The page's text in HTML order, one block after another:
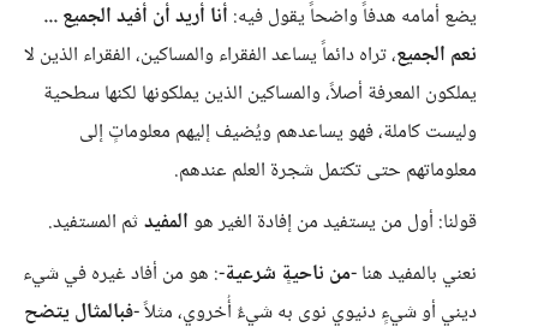
يضع أمامه هدفاً واضحاً يقول فيه: أنا أريد أن أفيد الجميع ...
نعم الجميع، تراه دائماً يساعد الفقراء والمساكين، الفقراء الذين لا
يملكون المعرفة أصلاً، والمساكين الذين يملكونها لكنها سطحية
وليست كاملة، فهو يساعدهم ويُضيف إليهم معلوماتٍ إلى
معلوماتهم حتى تكتمل شجرة العلم عندهم.
قولنا: أول من يستفيد من إفادة الغير هوالمفيدثم المستفيد.
نعني بالمفيد هنا -من ناحيةٍ شرعية-: هو من أفاد غيره في شيء
ديني أو شيءٍ دنيوي نوى به شيءٌ أُخروي، مثلاً -فبالمثال يتضح